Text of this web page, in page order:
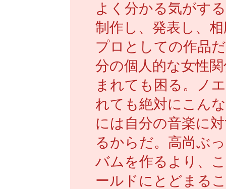
よく分かる気がす
制作し、発表し、
プロとしての作品
分の個人的な女性
まれても困る。ノ
れても絶対にこん
には自分の音楽に
るからだ。高尚ぶ
バムを作るより、
ールドにとどまる